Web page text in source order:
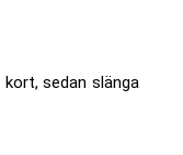
sedan slänga